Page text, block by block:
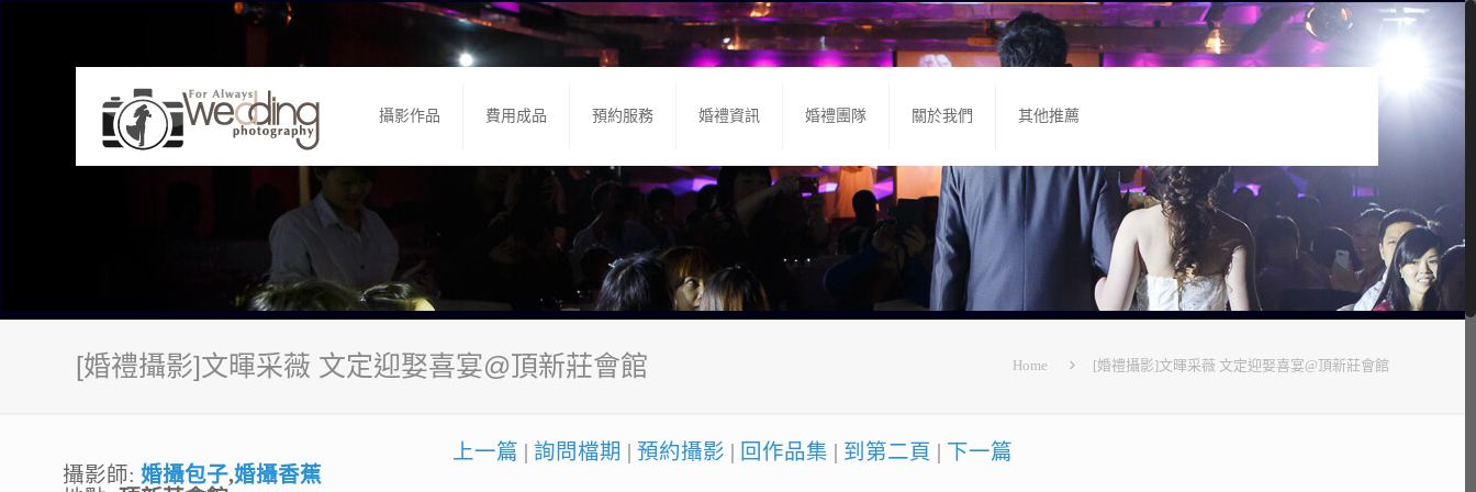
攝影作品 費用成品 預約服務 婚禮資訊 婚禮團隊 關於我們 其他推薦
[婚禮攝影]文暉采薇 文定迎娶喜宴@頂新莊會館 Home [婚禮攝影]文暉采薇 文定迎娶喜宴@頂新莊會館
上一篇 詢問檔期 預約攝影 回作品集 到第二頁
下一篇
攝影師: 婚攝包子,婚攝香蕉